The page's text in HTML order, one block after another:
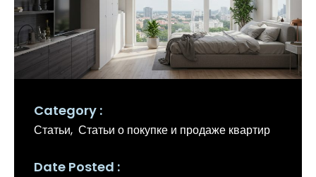
Category
Статьи Статьи о покупке и продаже квартир
Date Posted